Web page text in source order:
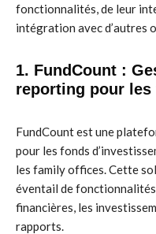
fonctionnalités, de leur
intégration avec d’autres
1. FundCount :
reporting pour les
FundCount est une
pour les fonds
les family offices. Cette
éventail de
financières, les
rapports.